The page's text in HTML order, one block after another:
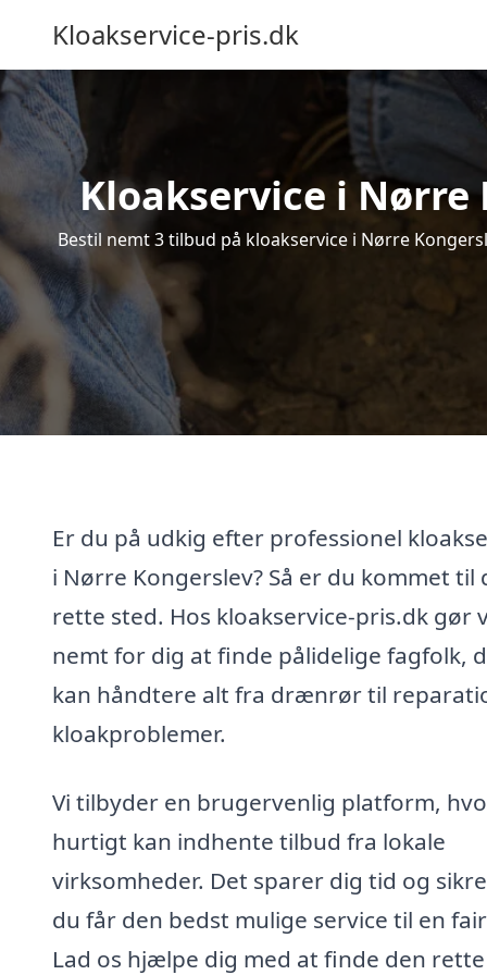
Kloakservice-pris.dk
Kloakservice i
Bestil nemt 3 tilbud på kloakservice i Nørre
Er du på udkig efter professionel
i Nørre Kongerslev? Så er du kommet til
rette sted. Hos kloakservice-pris.dk gør
nemt for dig at finde pålidelige fagfolk,
kan håndtere alt fra drænrør til
kloakproblemer.
Vi tilbyder en brugervenlig platform,
hurtigt kan indhente tilbud fra lokale
virksomheder. Det sparer dig tid og
du får den bedst mulige service til en
Lad os hjælpe dig med at finde den rette